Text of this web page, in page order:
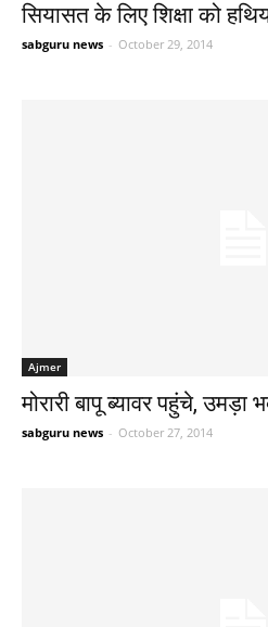
सियासत के लिए शिक्षा को
sabguru news - October 29, 2014
Ajmer
मोरारी बापू ब्यावर पहुंचे, उमड़ा
sabguru news - October 27, 2014